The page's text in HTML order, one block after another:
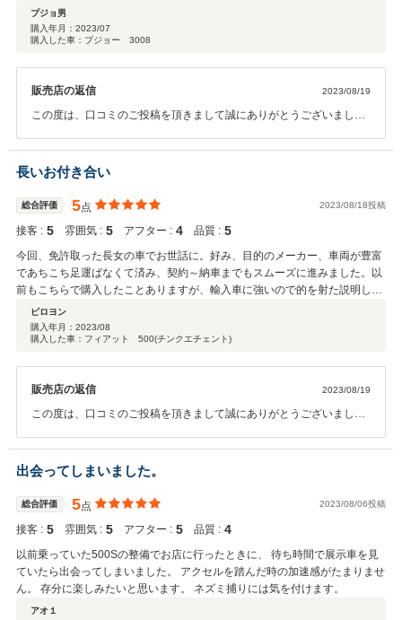
プジョ男
購入年月： 2023/07
購入した車：プジョー 3008
販売店の返信 2023/08/19
この度は、口コミのご投稿を頂きまして誠にありがとうございまし
非常に気に入って頂いており 私もとても嬉しいです。 アフターサポー
トも精一杯対応をさせて頂きます。 今後とも末永くよろしくお願い致
します。
長いお付き合い
総合評価 5点 2023/08/18投稿
接客 : 5 雰囲気 : 5 アフター : 4 品質 : 5
今回、免許取った長女の車でお世話に。好み、目的のメーカー、車両が豊富
であちこち足運ばなくて済み、契約～納車までもスムーズに進みました。以
前もこちらで購入したことありますが、輸入車に強いので的を射た説明して
くれるし、過去の経験上、整備なども安心して任せられ、費用も比較的良心
的に感じる。
ピロヨン
購入年月： 2023/08
購入した車：フィアット 500(チンクエチェント)
販売店の返信 2023/08/19
この度は、口コミのご投稿を頂きまして誠にありがとうございまし
チェントもご家族皆様に愛されるお車になることを願っております。
アフターサポートも精一杯対応をさせて頂きます。 今後とも末永くよ
ろしくお願い致します。
出会ってしまいました。
総合評価 5点 2023/08/06投稿
接客 : 5 雰囲気 : 5 アフター : 5 品質 : 4
以前乗っていた500Sの整備でお店に行ったときに、 待ち時間で展示車を見
ていたら出会ってしまいました。 アクセルを踏んだ時の加速感がたまりませ
ん。 存分に楽しみたいと思います。 ネズミ捕りには気を付けます。
アオ１